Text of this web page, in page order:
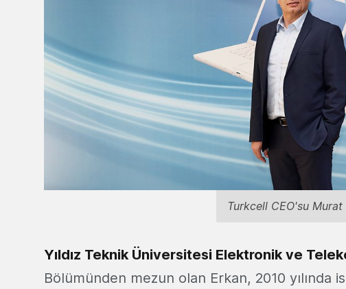
Turkcell CEO'su Murat
Yıldız Teknik Üniversitesi Elektronik ve
Bölümünden mezun olan Erkan, 2010 yılında